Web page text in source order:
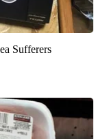
Sufferers